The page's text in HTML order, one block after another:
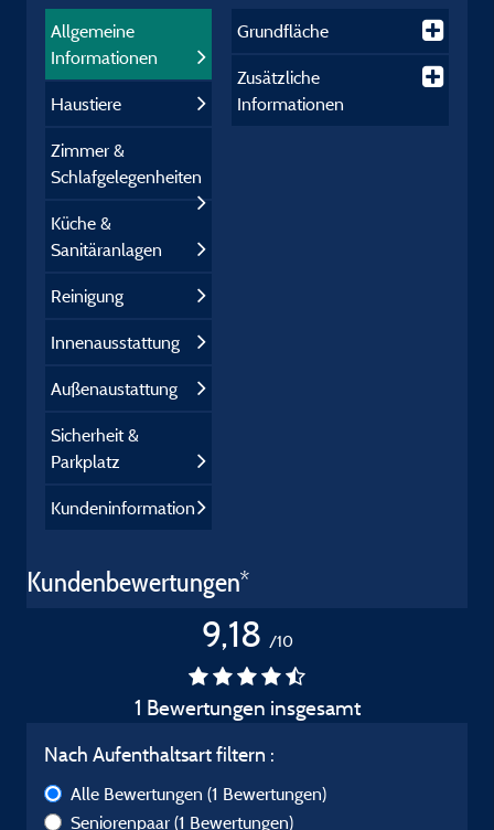
Allgemeine
Informationen
Haustiere
Zimmer &
Schlafgelegenheiten
Küche &
Sanitäranlagen
Reinigung
Innenausstattung
Außenaustattung
Sicherheit &
Parkplatz
Kundeninformation
Grundfläche
Zusätzliche
Informationen
Kundenbewertungen*
9,18 /10
1 Bewertungen insgesamt
Nach Aufenthaltsart filtern :
Alle Bewertungen (1 Bewertungen)
Seniorenpaar (1 Bewertungen)